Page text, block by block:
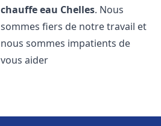
chauffe eau Chelles. Nous
sommes fiers de notre travail et
nous sommes impatients de
vous aider